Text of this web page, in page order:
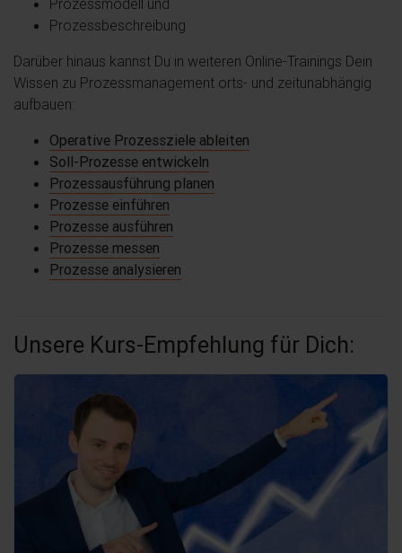
Prozessmodell und
Prozessbeschreibung
Darüber hinaus kannst Du in weiteren Online-Trainings Dein
Wissen zu Prozessmanagement orts- und zeitunabhängig
aufbauen:
Operative Prozessziele ableiten
Soll-Prozesse entwickeln
Prozessausführung planen
Prozesse einführen
Prozesse ausführen
Prozesse messen
Prozesse analysieren
Unsere Kurs-Empfehlung für Dich: